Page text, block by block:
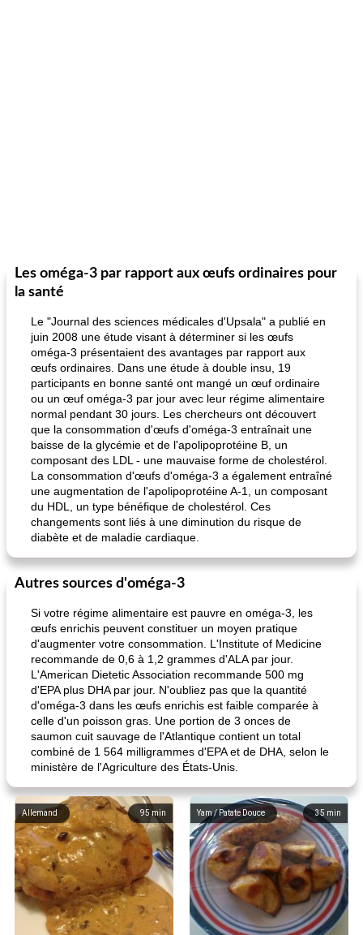
Les oméga-3 par rapport aux œufs ordinaires pour
la santé
Le "Journal des sciences médicales d'Upsala" a publié en
juin 2008 une étude visant à déterminer si les œufs
oméga-3 présentaient des avantages par rapport aux
œufs ordinaires. Dans une étude à double insu, 19
participants en bonne santé ont mangé un œuf ordinaire
ou un œuf oméga-3 par jour avec leur régime alimentaire
normal pendant 30 jours. Les chercheurs ont découvert
que la consommation d'œufs d'oméga-3 entraînait une
baisse de la glycémie et de l'apolipoprotéine B, un
composant des LDL - une mauvaise forme de cholestérol.
La consommation d'œufs d'oméga-3 a également entraîné
une augmentation de l'apolipoprotéine A-1, un composant
du HDL, un type bénéfique de cholestérol. Ces
changements sont liés à une diminution du risque de
diabète et de maladie cardiaque.
Autres sources d'oméga-3
Si votre régime alimentaire est pauvre en oméga-3, les
œufs enrichis peuvent constituer un moyen pratique
d'augmenter votre consommation. L'Institute of Medicine
recommande de 0,6 à 1,2 grammes d'ALA par jour.
L'American Dietetic Association recommande 500 mg
d'EPA plus DHA par jour. N'oubliez pas que la quantité
d'oméga-3 dans les œufs enrichis est faible comparée à
celle d'un poisson gras. Une portion de 3 onces de
saumon cuit sauvage de l'Atlantique contient un total
combiné de 1 564 milligrammes d'EPA et de DHA, selon le
ministère de l'Agriculture des États-Unis.
95 min
Allemand 35 min
Yam / Patate Douce